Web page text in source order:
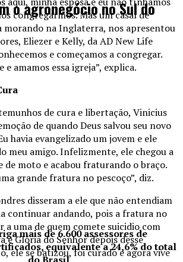
congregarmos. Mas um casal de
morando na Inglaterra, nos apresentou
Eliezer e Kelly, da AD New Life
e começamos a congregar.
e amamos essa igreja”, explica.
de cura e libertação, Vinicius
de quando Deus salvou seu novo
havia evangelizado um jovem e ele
meu amigo. Infelizmente, ele chegou a
de moto e acabou fraturando o braço.
grande fratura no pescoço”, diz.
disseram a ele que não entendiam
continuar andando, pois a fratura no
a uma de quem comete suicidio com
e Glória do Senhor depois desse
ele se batizou, foi curado e agora vive
o agronegócio no Sul do
mais de 6.600 assessores de
equivalente a 24,6% do total